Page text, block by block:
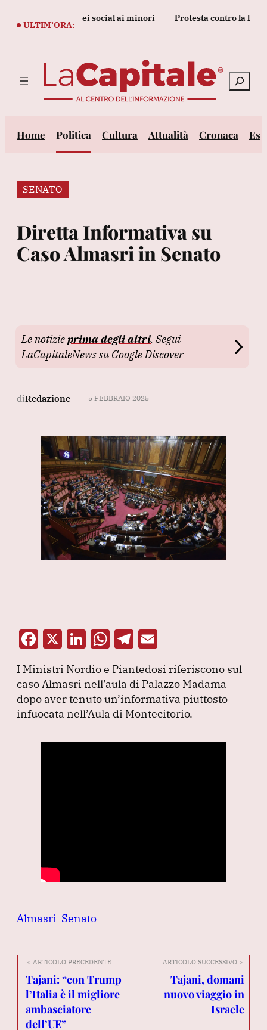
ULTIM’ORA:
per danni dei social ai minori Protesta contro la
Cerca
Home Politica Cultura Attualità Cronaca
SENATO
Diretta Informativa su
Caso Almasri in Senato
Le notizieprima degli altri. Segui
LaCapitaleNews su Google Discover
diRedazione 5 FEBBRAIO 2025
F
c
e
b
X Li
k
e
dI
W
at
s
A
T
e
gr
a
ai
l
I Ministri Nordio e Piantedosi riferiscono sul
caso Almasri nell’aula di Palazzo Madama
dopo aver tenuto un’informativa piuttosto
infuocata nell’Aula di Montecitorio.
Almasri Senato
< ARTICOLO PRECEDENTE
Tajani: “con Trump
l’Italia è il migliore
ambasciatore
dell’UE”
ARTICOLO SUCCESSIVO >
Tajani, domani
nuovo viaggio in
Israele